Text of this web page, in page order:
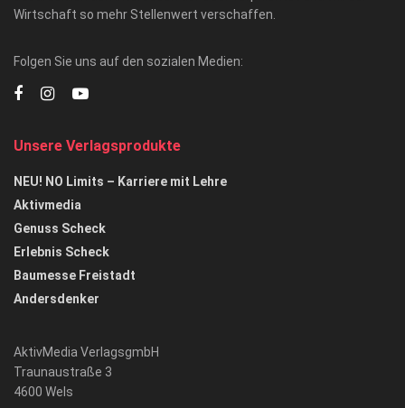
Wirtschaft so mehr Stellenwert verschaffen.
Folgen Sie uns auf den sozialen Medien:
Unsere Verlagsprodukte
NEU! NO Limits – Karriere mit Lehre
Aktivmedia
Genuss Scheck
Erlebnis Scheck
Baumesse Freistadt
Andersdenker
AktivMedia VerlagsgmbH
Traunaustraße 3
4600 Wels